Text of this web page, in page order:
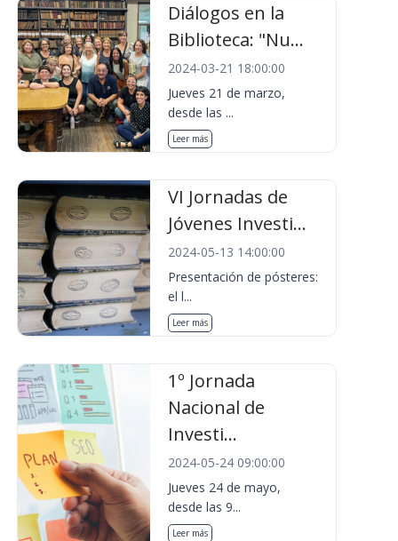
Diálogos en la
Biblioteca: "Nu...
2024-03-21 18:00:00
Jueves 21 de marzo,
desde las ...
Leer más
VI Jornadas de
Jóvenes Investi...
2024-05-13 14:00:00
Presentación de pósteres:
el l...
Leer más
1º Jornada
Nacional de
Investi...
2024-05-24 09:00:00
Jueves 24 de mayo,
desde las 9...
Leer más